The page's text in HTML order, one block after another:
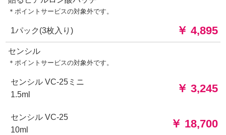
＊ポイントサービスの対象外です。
1パック(3枚入り) ￥ 4,895
センシル
＊ポイントサービスの対象外です。
センシル VC-25ミニ
1.5ml
￥ 3,245
センシル VC-25
10ml
￥ 18,700